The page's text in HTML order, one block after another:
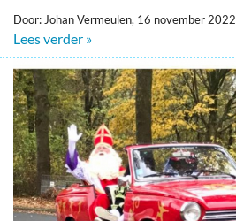
Door: Johan Vermeulen, 16 november 2022
Lees verder »